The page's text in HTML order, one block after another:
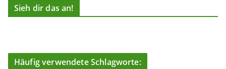
Sieh dir das an!
Häufig verwendete Schlagworte: